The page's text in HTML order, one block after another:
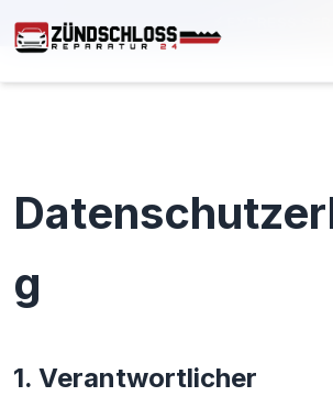
⚡ EXPRESS
g
1. Verantwortlicher